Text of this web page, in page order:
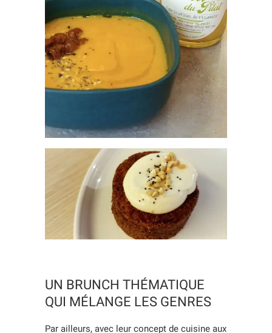
UN BRUNCH THÉMATIQUE
QUI MÉLANGE LES GENRES
Par ailleurs, avec leur concept de cuisine aux